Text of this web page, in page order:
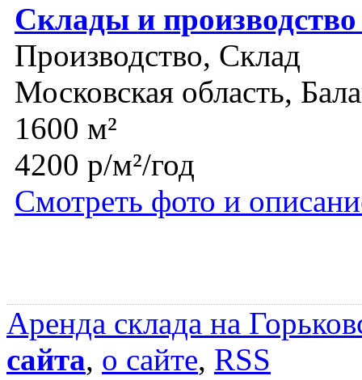
Склады и
Производство, Склад
Московская область,
1600 м²
4200 р/м²/год
Смотреть фото и
Аренда склада на
сайта, о сайте, RSS